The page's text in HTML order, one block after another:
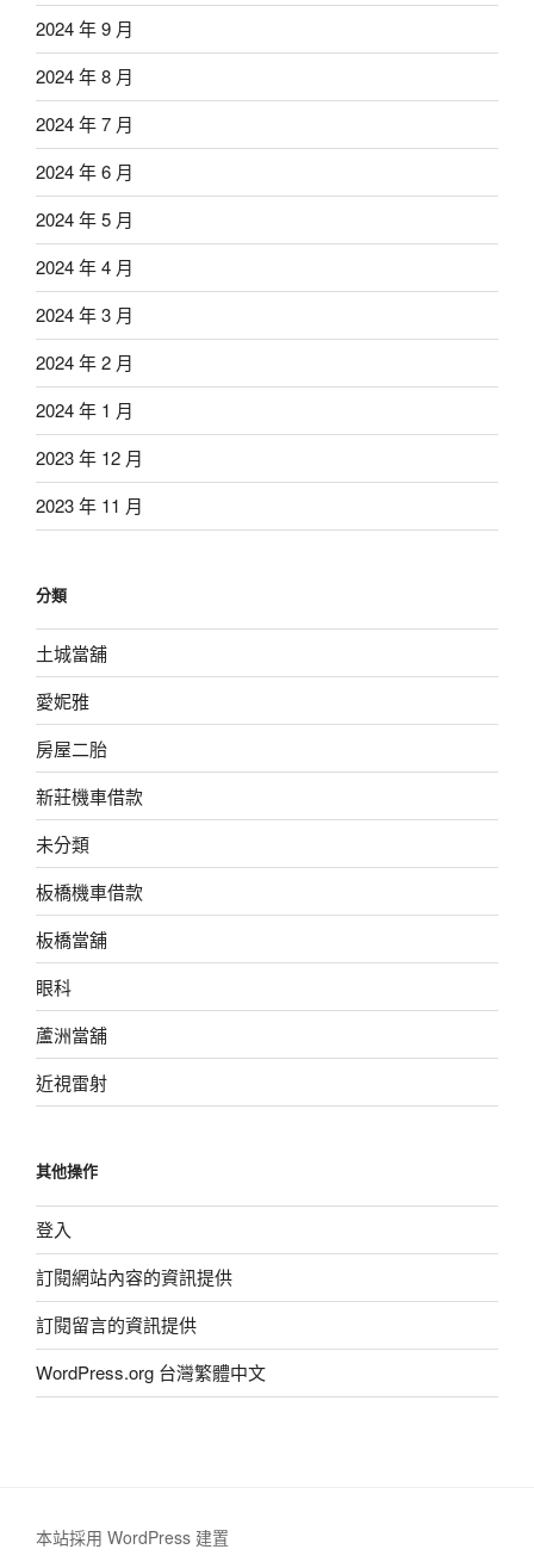
2024 年 9 月
2024 年 8 月
2024 年 7 月
2024 年 6 月
2024 年 5 月
2024 年 4 月
2024 年 3 月
2024 年 2 月
2024 年 1 月
2023 年 12 月
2023 年 11 月
分類
土城當舖
愛妮雅
房屋二胎
新莊機車借款
未分類
板橋機車借款
板橋當舖
眼科
蘆洲當舖
近視雷射
其他操作
登入
訂閱網站內容的資訊提供
訂閱留言的資訊提供
WordPress.org 台灣繁體中文
本站採用 WordPress 建置